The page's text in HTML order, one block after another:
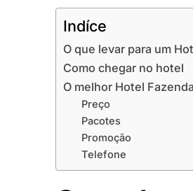
Indíce
O que levar para um
Como chegar no hotel
O melhor Hotel
Preço
Pacotes
Promoção
Telefone